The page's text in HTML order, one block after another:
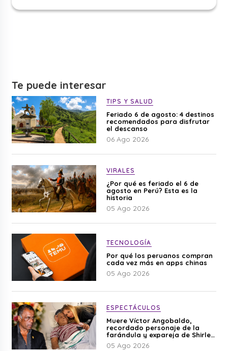
Te puede interesar
TIPS Y SALUD
Feriado 6 de agosto: 4 destinos
recomendados para disfrutar
el descanso
06 Ago 2026
VIRALES
¿Por qué es feriado el 6 de
agosto en Perú? Esta es la
historia
05 Ago 2026
TECNOLOGÍA
Por qué los peruanos compran
cada vez más en apps chinas
05 Ago 2026
ESPECTÁCULOS
Muere Víctor Angobaldo,
recordado personaje de la
farándula y expareja de Shirley
Cherres
05 Ago 2026